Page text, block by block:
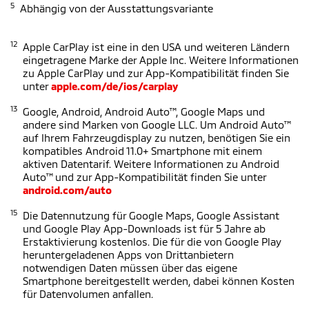
5 Abhängig von der Ausstattungsvariante
12
Apple CarPlay ist eine in den USA und weiteren Ländern
eingetragene Marke der Apple Inc. Weitere Informationen
zu Apple CarPlay und zur App-Kompatibilität finden Sie
unterapple.com/de/ios/carplay
13
Google, Android, Android Auto™, Google Maps und
andere sind Marken von Google LLC. Um Android Auto™
auf Ihrem Fahrzeugdisplay zu nutzen, benötigen Sie ein
kompatibles Android 11.0+ Smartphone mit einem
aktiven Datentarif. Weitere Informationen zu Android
Auto™ und zur App-Kompatibilität finden Sie unter
android.com/auto
15
Die Datennutzung für Google Maps, Google Assistant
und Google Play App-Downloads ist für 5 Jahre ab
Erstaktivierung kostenlos. Die für die von Google Play
heruntergeladenen Apps von Drittanbietern
notwendigen Daten müssen über das eigene
Smartphone bereitgestellt werden, dabei können Kosten
für Datenvolumen anfallen.